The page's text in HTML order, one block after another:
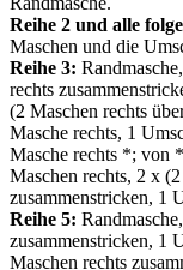
Reihe 2 und alle
Maschen und die
Reihe 3:
rechts
(2 Maschen rechts
Masche rechts, 1
Masche rechts *; von
Maschen rechts, 2 х
zusammenstricken, 1
Reihe 5:
zusammenstricken, 1
Maschen rechts